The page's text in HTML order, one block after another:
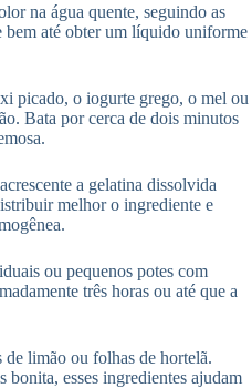
na água quente, seguindo as
bem até obter um líquido uniforme
picado, o iogurte grego, o mel ou
Bata por cerca de dois minutos
a gelatina dissolvida
melhor o ingrediente e
ou pequenos potes com
três horas ou até que a
limão ou folhas de hortelã.
bonita, esses ingredientes ajudam